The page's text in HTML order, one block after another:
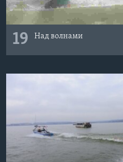
19 Над волнами